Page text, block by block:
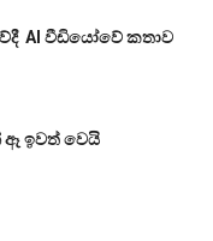
AI වීඩියෝවේ කතාව
ඈ ඉවත් වෙයි